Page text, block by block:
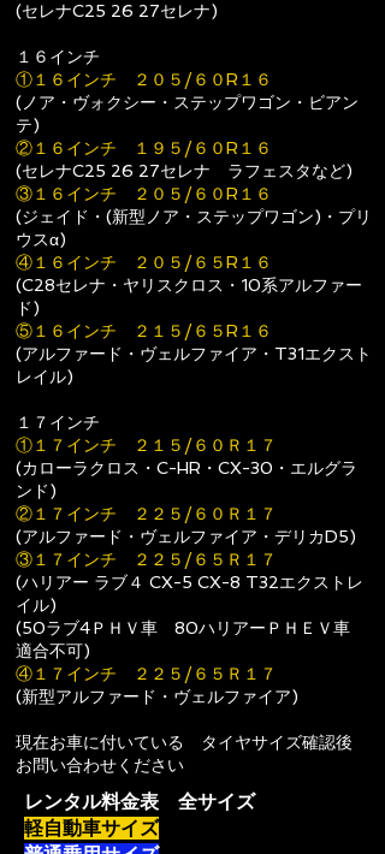
(セレナC25 26 27セレナ)
１６インチ
①１６インチ ２０５/６０R１６
(ノア・ヴォクシー・ステップワゴン・ビアン
テ)
②１６インチ １９５/６０R１６
(セレナC25 26 27セレナ ラフェスタなど)
③１６インチ ２０５/６０R１６
(ジェイド・(新型ノア・ステップワゴン)・プリ
ウスα)
④１６インチ ２０５/６５R１６
(C28セレナ・ヤリスクロス・10系アルファー
ド)
⑤１６インチ ２１５/６５R１６
(アルファード・ヴェルファイア・T31エクスト
レイル)
１７インチ
①１７インチ ２１５/６０Ｒ１７
(カローラクロス・C-HR ・CX-30・エルグラ
ンド)
②１７インチ ２２５/６０Ｒ１７
(アルファード・ヴェルファイア・デリカD5)​
③１７インチ ２２５/６５Ｒ１７
(ハリアー ラブ４ CX-5 CX-8 T32エクストレ
イル)
(50ラブ4ＰＨＶ車 80ハリアーＰＨＥＶ車
適合不可)
④１７インチ ２２５/６５Ｒ１７
(新型アルファード・ヴェルファイア)​
現在お車に付いている タイヤサイズ確認後
お問い合わせください
レンタル料金表 全サイズ
軽自動車サイズ